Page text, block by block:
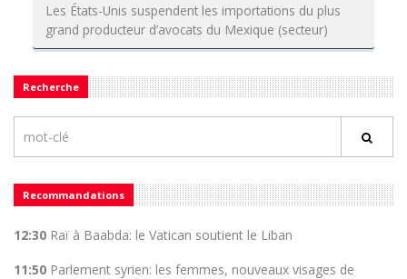
Les États-Unis suspendent les importations du plus
grand producteur d’avocats du Mexique (secteur)
Recherche
Recommandations
12:30 Raï à Baabda: le Vatican soutient le Liban
11:50 Parlement syrien: les femmes, nouveaux visages de